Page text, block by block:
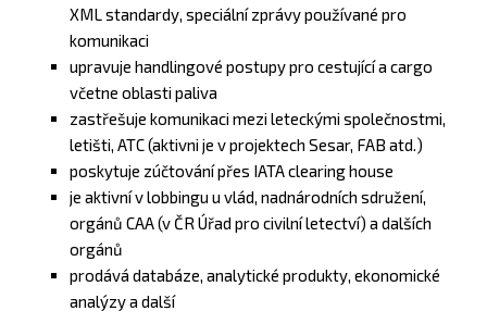
XML standardy, speciální zprávy používané pro
komunikaci
upravuje handlingové postupy pro cestující a cargo
včetne oblasti paliva
zastřešuje komunikaci mezi leteckými společnostmi,
letišti, ATC (aktivni je v projektech Sesar, FAB atd.)
poskytuje zúčtování přes IATA clearing house
je aktivní v lobbingu u vlád, nadnárodních sdružení,
orgánů CAA (v ČR Úřad pro civilní letectví) a dalších
orgánů
prodává databáze, analytické produkty, ekonomické
analýzy a další